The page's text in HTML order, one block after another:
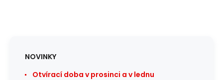
NOVINKY
Otvírací doba v prosinci a v lednu